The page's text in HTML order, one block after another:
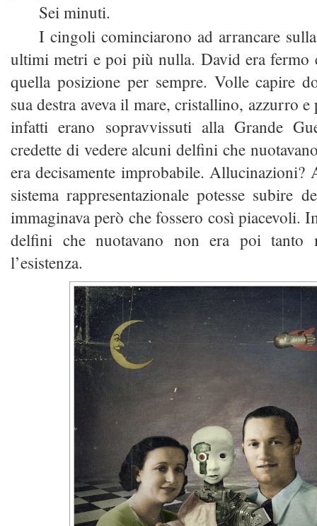
Sei minuti.
I cingoli cominciarono ad arrancare
ultimi metri e poi più nulla. David era fermo
quella posizione per sempre. Volle capire
sua destra aveva il mare, cristallino, azzurro
infatti erano sopravvissuti alla Grande
credette di vedere alcuni delfini che
era decisamente improbabile. Allucinazioni?
sistema rappresentazionale potesse subire
immaginava però che fossero così piacevoli.
delfini che nuotavano non era poi tanto
l’esistenza.